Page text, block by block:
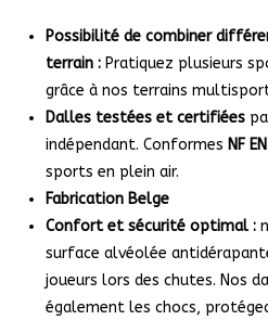
Possibilité de combiner
terrain : Pratiquez plusieurs
grâce à nos terrains
Dalles testées et certifiées
indépendant. Conformes NF
sports en plein air.
Fabrication Belge
Confort et sécurité optimal :
surface alvéolée
joueurs lors des chutes. Nos
également les chocs,